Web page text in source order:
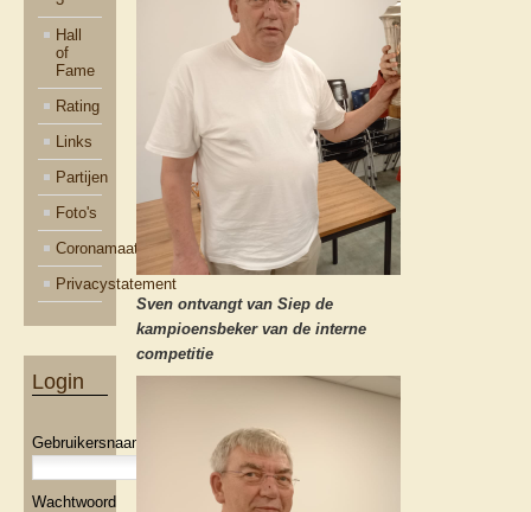
Hall
of
Fame
Rating
Links
Partijen
Foto's
Coronamaatregelen
Privacystatement
Login
Gebruikersnaam
Wachtwoord
Sven ontvangt van Siep de
kampioensbeker van de interne
competitie